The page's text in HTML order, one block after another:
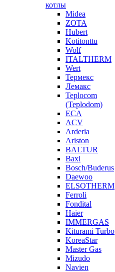
котлы
Midea
ZOTA
Hubert
Kotitonttu
Wolf
ITALTHERM
Wert
Термекс
Лемакс
Teplocom
(Teplodom)
ECA
ACV
Arderia
Ariston
BALTUR
Baxi
Bosch/Buderus
Daewoo
ELSOTHERM
Ferroli
Fondital
Haier
IMMERGAS
Kiturami Turbo
KoreaStar
Master Gas
Mizudo
Navien